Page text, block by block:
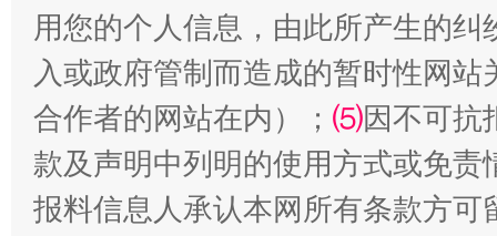
揭批美国五大"原罪" "
用您的个人信息，由此所产生的纠
入或政府管制而造成的暂时性网
合作者的网站在内）； ⑸因不可抗
款及声明中列明的使用方式或免责
报料信息人承认本网所有条款方